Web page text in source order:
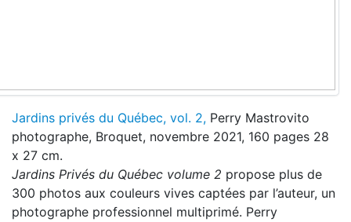
Jardins privés du Québec, vol. 2, Perry Mastrovito
photographe, Broquet, novembre 2021, 160 pages 28
x 27 cm.
Jardins Privés du Québec volume 2 propose plus de
300 photos aux couleurs vives captées par l’auteur, un
photographe professionnel multiprimé. Perry